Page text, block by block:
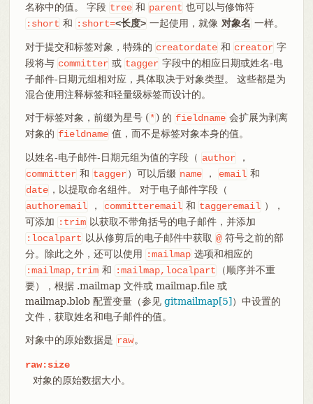
名称中的值。 字段 tree 和 parent 也可以与修饰符
:short 和 :short=<长度> 一起使用，就像 对象名 一样。
对于提交和标签对象，特殊的 creatordate 和 creator 字
段将与 committer 或 tagger 字段中的相应日期或姓名-电
子邮件-日期元组相对应，具体取决于对象类型。 这些都是为
混合使用注释标签和轻量级标签而设计的。
对于标签对象，前缀为星号 (*) 的 fieldname 会扩展为剥离
对象的 fieldname 值，而不是标签对象本身的值。
以姓名-电子邮件-日期元组为值的字段（ author ，
committer 和 tagger ）可以后缀 name ， email 和
date ，以提取命名组件。 对于电子邮件字段（
authoremail ， committeremail 和 taggeremail ），
可添加 :trim 以获取不带角括号的电子邮件，并添加
:localpart 以从修剪后的电子邮件中获取 @ 符号之前的部
分。除此之外，还可以使用
:mailmap 选项和相应的
:mailmap,trim 和 :mailmap,localpart
（顺序并不重
要），根据 .mailmap 文件或 mailmap.file 或
mailmap.blob 配置变量（参见 gitmailmap[5] ）中设置的
文件，获取姓名和电子邮件的值。
对象中的原始数据是 raw。
raw:size
对象的原始数据大小。